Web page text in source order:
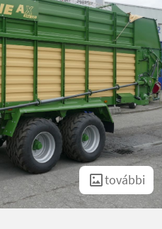
további